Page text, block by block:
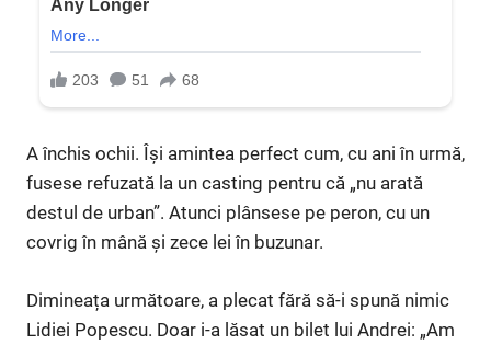
A închis ochii. Își amintea perfect cum, cu ani în urmă,
fusese refuzată la un casting pentru că „nu arată
destul de urban”. Atunci plânsese pe peron, cu un
covrig în mână și zece lei în buzunar.
Dimineața următoare, a plecat fără să-i spună nimic
Lidiei Popescu. Doar i-a lăsat un bilet lui Andrei: „Am